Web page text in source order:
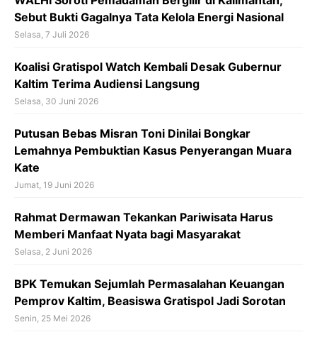
Sebut Bukti Gagalnya Tata Kelola Energi Nasional
Selasa, 7 Juli 2026
Koalisi Gratispol Watch Kembali Desak Gubernur
Kaltim Terima Audiensi Langsung
Selasa, 30 Juni 2026
Putusan Bebas Misran Toni Dinilai Bongkar
Lemahnya Pembuktian Kasus Penyerangan Muara
Kate
Jumat, 19 Juni 2026
Rahmat Dermawan Tekankan Pariwisata Harus
Memberi Manfaat Nyata bagi Masyarakat
Selasa, 2 Juni 2026
BPK Temukan Sejumlah Permasalahan Keuangan
Pemprov Kaltim, Beasiswa Gratispol Jadi Sorotan
Senin, 25 Mei 2026